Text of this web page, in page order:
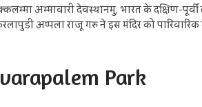
अम्मावारी देवस्थानमु, भारत के दक्षिण-
अप्पला राजू गरु ने इस मंदिर को
Park